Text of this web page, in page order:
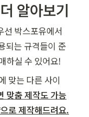
알아보기
선 박스포유에서
되는 규격들이 준
하실 수 있어요!
맞는 다른 사이
맞춤 제작도 가능
로 제작해드려요.